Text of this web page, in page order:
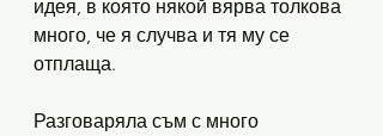
идея, в която някой вярва толкова
много, че я случва и тя му се
отплаща.
Разговаряла съм с много